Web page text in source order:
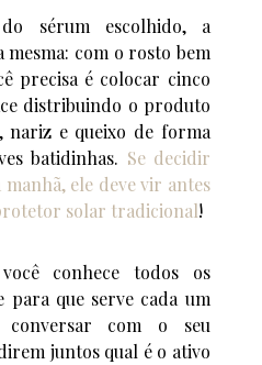
do sérum escolhido, a
mesma: com o rosto bem
precisa é colocar cinco
distribuindo o produto
nariz e queixo de forma
batidinhas. Se decidir
ele deve vir antes
solar tradicional!
conhece todos os
para que serve cada um
com o seu
juntos qual é o ativo